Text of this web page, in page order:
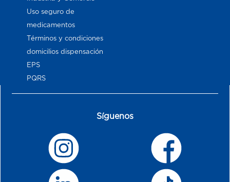
Uso seguro de
medicamentos
Términos y condiciones
domicilios dispensación
EPS
PQRS
Síguenos